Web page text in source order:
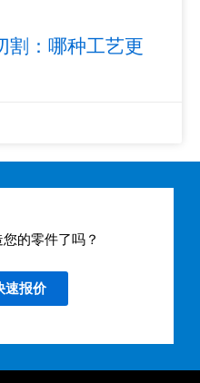
割：哪种工艺更
的零件了吗？
速报价